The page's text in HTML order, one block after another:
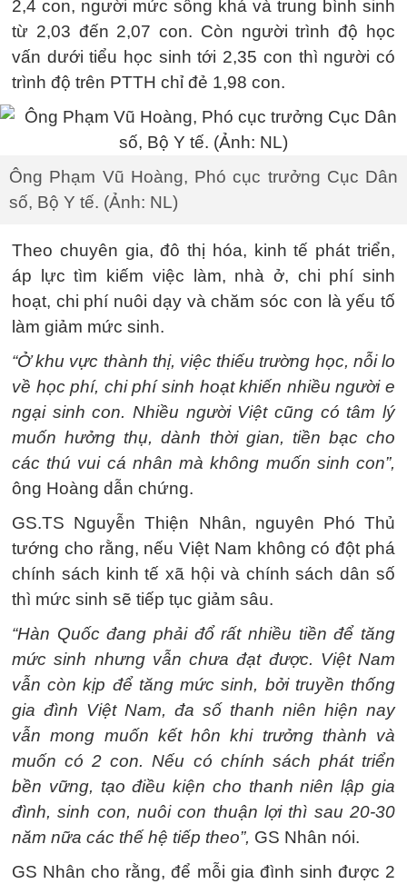
2,4 con, người mức sống khá và trung bình sinh
từ 2,03 đến 2,07 con. Còn người trình độ học
vấn dưới tiểu học sinh tới 2,35 con thì người có
trình độ trên PTTH chỉ đẻ 1,98 con.
Ông Phạm Vũ Hoàng, Phó cục trưởng Cục Dân
số, Bộ Y tế. (Ảnh: NL)
Theo chuyên gia, đô thị hóa, kinh tế phát triển,
áp lực tìm kiếm việc làm, nhà ở, chi phí sinh
hoạt, chi phí nuôi dạy và chăm sóc con là yếu tố
làm giảm mức sinh.
“Ở khu vực thành thị, việc thiếu trường học, nỗi lo
về học phí, chi phí sinh hoạt khiến nhiều người e
ngại sinh con. Nhiều người Việt cũng có tâm lý
muốn hưởng thụ, dành thời gian, tiền bạc cho
các thú vui cá nhân mà không muốn sinh con”,
ông Hoàng dẫn chứng.
GS.TS Nguyễn Thiện Nhân, nguyên Phó Thủ
tướng cho rằng, nếu Việt Nam không có đột phá
chính sách kinh tế xã hội và chính sách dân số
thì mức sinh sẽ tiếp tục giảm sâu.
“Hàn Quốc đang phải đổ rất nhiều tiền để tăng
mức sinh nhưng vẫn chưa đạt được. Việt Nam
vẫn còn kịp để tăng mức sinh, bởi truyền thống
gia đình Việt Nam, đa số thanh niên hiện nay
vẫn mong muốn kết hôn khi trưởng thành và
muốn có 2 con. Nếu có chính sách phát triển
bền vững, tạo điều kiện cho thanh niên lập gia
đình, sinh con, nuôi con thuận lợi thì sau 20-30
năm nữa các thế hệ tiếp theo”, GS Nhân nói.
GS Nhân cho rằng, để mỗi gia đình sinh được 2